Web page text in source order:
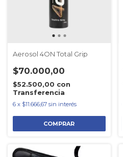
Aerosol 4ON Total Grip
$70.000,00
$52.500,00 con
Transferencia
6 x $11.666,67 sin interés